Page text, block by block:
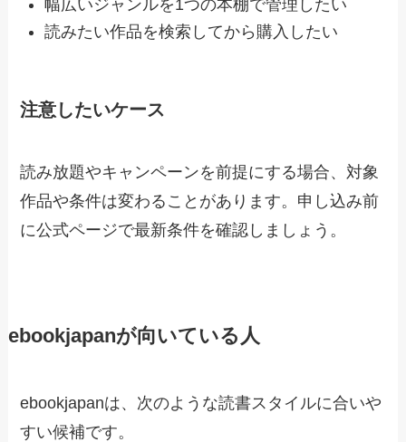
幅広いジャンルを1つの本棚で管理したい
読みたい作品を検索してから購入したい
注意したいケース
読み放題やキャンペーンを前提にする場合、対象
作品や条件は変わることがあります。申し込み前
に公式ページで最新条件を確認しましょう。
ebookjapanが向いている人
ebookjapanは、次のような読書スタイルに合いや
すい候補です。